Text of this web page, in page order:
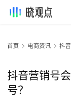
首页 电商资讯 抖
抖音营销号
号？